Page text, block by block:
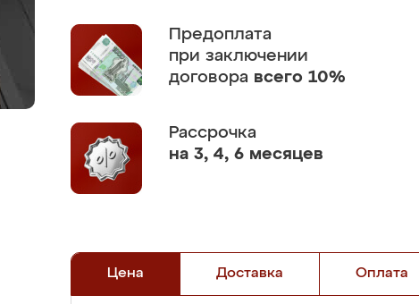
Предоплата
при заключении
договора всего 10%
Рассрочка
на 3, 4, 6 месяцев
Цена Доставка Оплата